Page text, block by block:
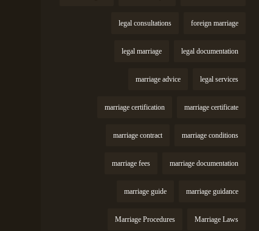
foreign marriage
legal consultations
legal documentation
legal marriage
legal services
marriage advice
marriage certificate
marriage certification
marriage conditions
marriage contract
marriage documentation
marriage fees
marriage guidance
marriage guide
Marriage Laws
Marriage Procedures